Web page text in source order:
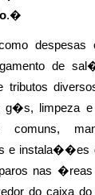
.�
de
tributos
limpeza
comuns,
e instala��es
nas
do caixa